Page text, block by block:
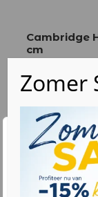
Wij
We gebruiken
verbeteren,
weer te geven
Cambridge
cm
Milieu
Bekijk